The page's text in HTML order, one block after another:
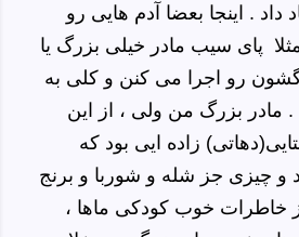
داد . اینجا بعضا آدم هایی رو
پای سیب مادر خیلی بزرگ یا
رو اجرا می کنن و کلی به
مادر بزرگ من ولی ، از این
دهاتی) زاده ایی بود که
چیزی جز شله و شوربا و برنج
خاطرات خوب کودکی ماها ،